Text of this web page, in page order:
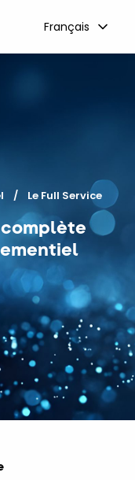
Français
Current:
Le Full Service